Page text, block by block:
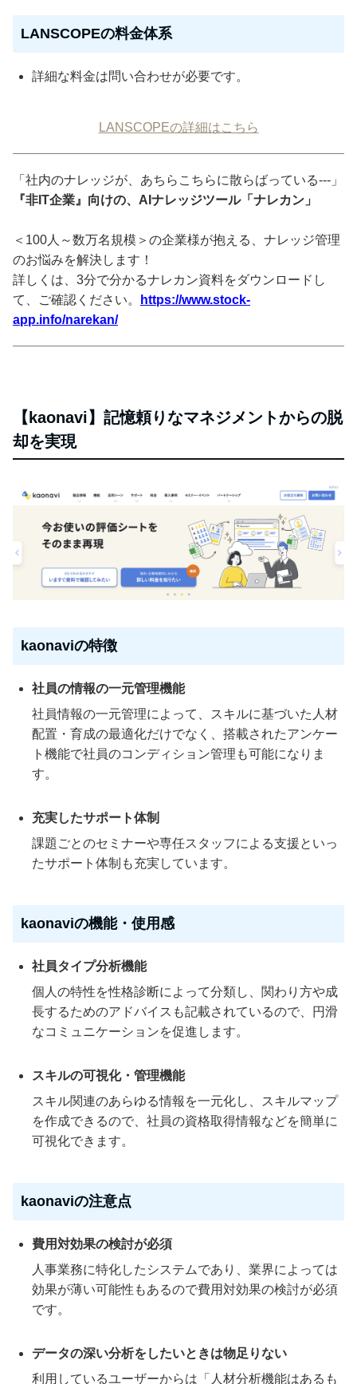
LANSCOPEの料金体系
詳細な料金は問い合わせが必要です。
LANSCOPEの詳細はこちら
「社内のナレッジが、あちらこちらに散らばっている---」
『非IT企業』向けの、AIナレッジツール「ナレカン」
＜100人～数万名規模＞の企業様が抱える、ナレッジ管理
のお悩みを解決します！
詳しくは、3分で分かるナレカン資料をダウンロードし
て、ご確認ください。
https://www.stock-
app.info/narekan/
【kaonavi】記憶頼りなマネジメントからの脱
却を実現
kaonaviの特徴
社員の情報の一元管理機能
社員情報の一元管理によって、スキルに基づいた人材
配置・育成の最適化だけでなく、搭載されたアンケー
ト機能で社員のコンディション管理も可能になりま
す。
充実したサポート体制
課題ごとのセミナーや専任スタッフによる支援といっ
たサポート体制も充実しています。
kaonaviの機能・使用感
社員タイプ分析機能
個人の特性を性格診断によって分類し、関わり方や成
長するためのアドバイスも記載されているので、円滑
なコミュニケーションを促進します。
スキルの可視化・管理機能
スキル関連のあらゆる情報を一元化し、スキルマップ
を作成できるので、社員の資格取得情報などを簡単に
可視化できます。
kaonaviの注意点
費用対効果の検討が必須
人事業務に特化したシステムであり、業界によっては
効果が薄い可能性もあるので費用対効果の検討が必須
です。
データの深い分析をしたいときは物足りない
利用しているユーザーからは「人材分析機能はあるも